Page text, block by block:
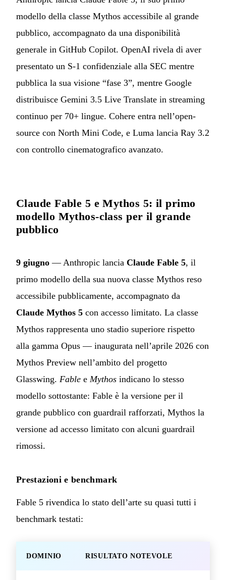
modello della classe Mythos accessibile al grande
pubblico, accompagnato da una disponibilità
generale in GitHub Copilot. OpenAI rivela di aver
presentato un S-1 confidenziale alla SEC mentre
pubblica la sua visione “fase 3”, mentre Google
distribuisce Gemini 3.5 Live Translate in streaming
continuo per 70+ lingue. Cohere entra nell’open-
source con North Mini Code, e Luma lancia Ray 3.2
con controllo cinematografico avanzato.
Claude Fable 5 e Mythos 5: il primo
modello Mythos-class per il grande
pubblico
9 giugno — Anthropic lancia Claude Fable 5, il
primo modello della sua nuova classe Mythos reso
accessibile pubblicamente, accompagnato da
Claude Mythos 5 con accesso limitato. La classe
Mythos rappresenta uno stadio superiore rispetto
alla gamma Opus — inaugurata nell’aprile 2026 con
Mythos Preview nell’ambito del progetto
Glasswing. Fable e Mythos indicano lo stesso
modello sottostante: Fable è la versione per il
grande pubblico con guardrail rafforzati, Mythos la
versione ad accesso limitato con alcuni guardrail
rimossi.
Prestazioni e benchmark
Fable 5 rivendica lo stato dell’arte su quasi tutti i
benchmark testati:
DOMINIO RISULTATO NOTEVOLE